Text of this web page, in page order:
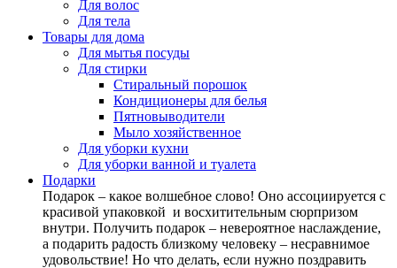
Для волос
Для тела
Товары для дома
Для мытья посуды
Для стирки
Стиральный порошок
Кондиционеры для белья
Пятновыводители
Мыло хозяйственное
Для уборки кухни
Для уборки ванной и туалета
Подарки
Подарок – какое волшебное слово! Оно ассоциируется с
красивой упаковкой и восхитительным сюрпризом
внутри. Получить подарок – невероятное наслаждение,
а подарить радость близкому человеку – несравнимое
удовольствие! Но что делать, если нужно поздравить